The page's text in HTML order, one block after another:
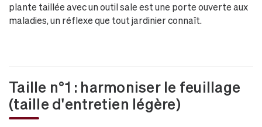
plante taillée avec un outil sale est une porte ouverte aux
maladies, un réflexe que tout jardinier connaît.
Taille n°1 : harmoniser le feuillage
(taille d'entretien légère)